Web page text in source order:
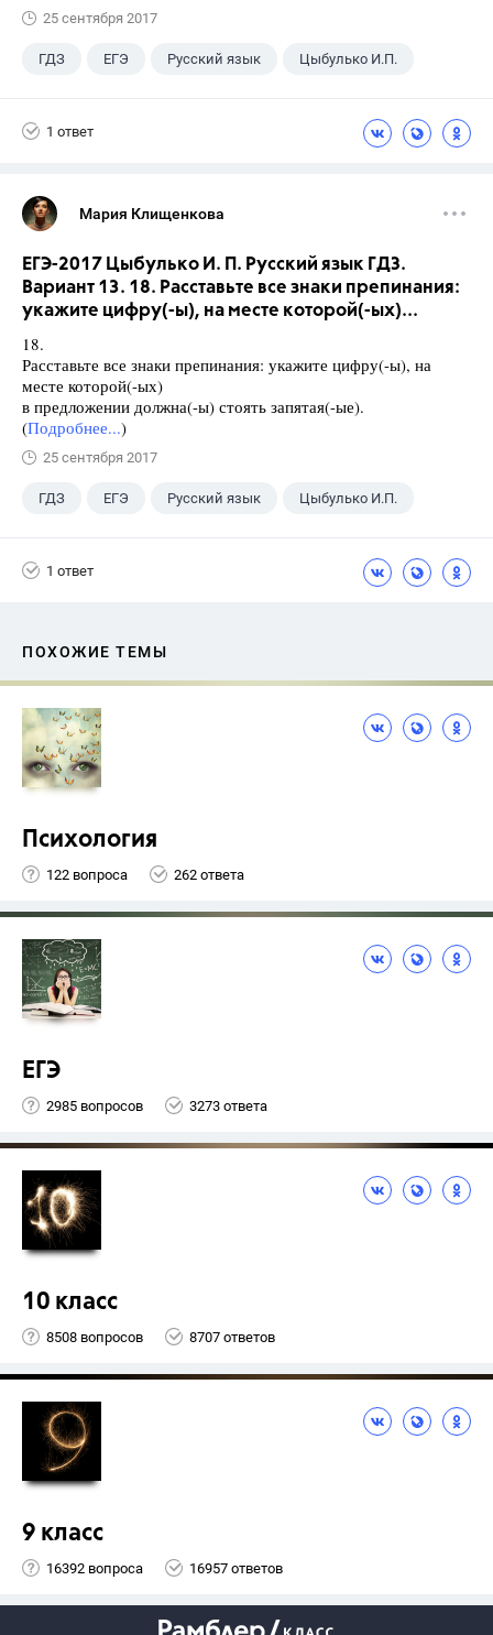
25 сентября 2017
ГДЗ ЕГЭ Русский язык Цыбулько И.П.
1 ответ
Мария Клищенкова
ЕГЭ-2017 Цыбулько И. П. Русский язык ГДЗ.
Вариант 13. 18. Расставьте все знаки препинания:
укажите цифру(-ы), на месте которой(-ых)...
18.
Расставьте все знаки препинания: укажите цифру(-ы), на
месте которой(-ых)
в предложении должна(-ы) стоять запятая(-ые).
(Подробнее...)
25 сентября 2017
ГДЗ ЕГЭ Русский язык Цыбулько И.П.
1 ответ
ПОХОЖИЕ ТЕМЫ
Психология
122 вопроса 262 ответа
ЕГЭ
2985 вопросов 3273 ответа
10 класс
8508 вопросов 8707 ответов
9 класс
16392 вопроса 16957 ответов